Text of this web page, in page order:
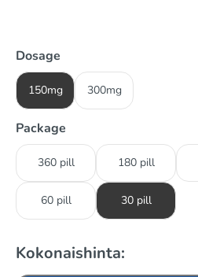
Dosage
150mg 300mg
Package
360 pill 180 pill
60 pill 30 pill
Kokonaishinta: